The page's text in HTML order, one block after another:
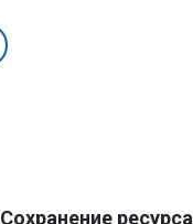
Сохранение ресурса